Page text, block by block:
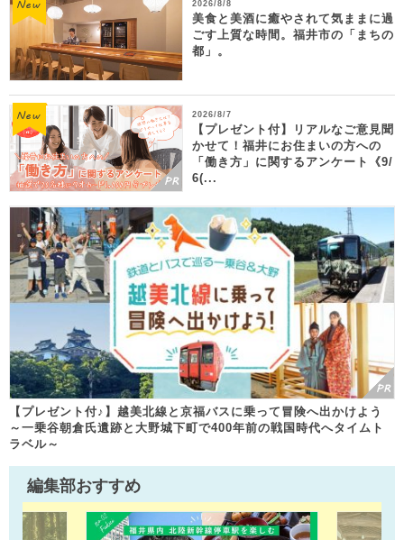
2026/8/8
美食と美酒に癒やされて気ままに過
ごす上質な時間。福井市の「まちの
都」。
2026/8/7
【プレゼント付】リアルなご意見聞
かせて！福井にお住まいの方への
「働き方」に関するアンケート《9/
6(...
【プレゼント付♪】越美北線と京福バスに乗って冒険へ出かけよう
～一乗谷朝倉氏遺跡と大野城下町で400年前の戦国時代へタイムト
ラベル～
編集部おすすめ